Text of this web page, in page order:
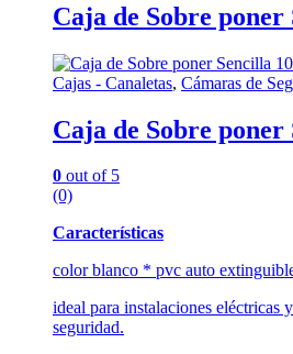
Caja de Sobre poner
Cajas - Canaletas, Cámaras de
Caja de Sobre poner
0 out of 5
(0)
Características
color blanco * pvc auto
ideal para instalaciones eléctricas
seguridad.